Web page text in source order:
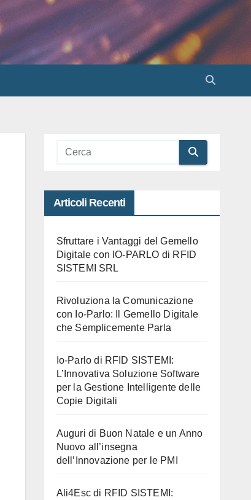
Articoli Recenti
Sfruttare i Vantaggi del Gemello
Digitale con IO-PARLO di RFID
SISTEMI SRL
Rivoluziona la Comunicazione
con Io-Parlo: Il Gemello Digitale
che Semplicemente Parla
Io-Parlo di RFID SISTEMI:
L’Innovativa Soluzione Software
per la Gestione Intelligente delle
Copie Digitali
Auguri di Buon Natale e un Anno
Nuovo all’insegna
dell’Innovazione per le PMI
Ali4Esc di RFID SISTEMI: